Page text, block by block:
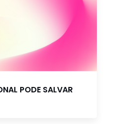
PODE SALVAR